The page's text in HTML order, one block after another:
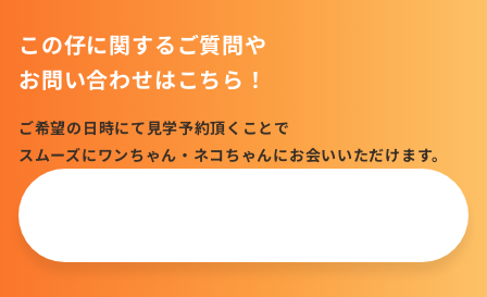
この仔に関するご質問や
お問い合わせはこちら！
ご希望の日時にて見学予約頂くことで
スムーズにワンちゃん・ネコちゃんにお会いいただけます。